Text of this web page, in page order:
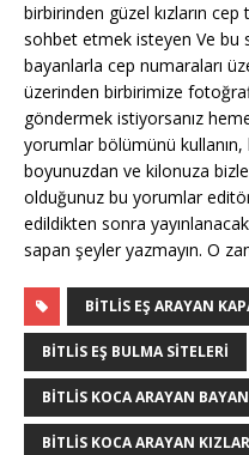
birbirinden güzel kızların cep
sohbet etmek isteyen Ve bu
bayanlarla cep numaraları
üzerinden birbirimize
göndermek istiyorsanız
yorumlar bölümünü kullanın,
boyunuzdan ve kilonuza
olduğunuz bu yorumlar
edildikten sonra
sapan şeyler yazmayın. O
BITLIS EŞ ARAYAN
BITLIS EŞ BULMA SITELERI
BITLIS KOCA ARAYAN
BITLIS KOCA ARAYAN